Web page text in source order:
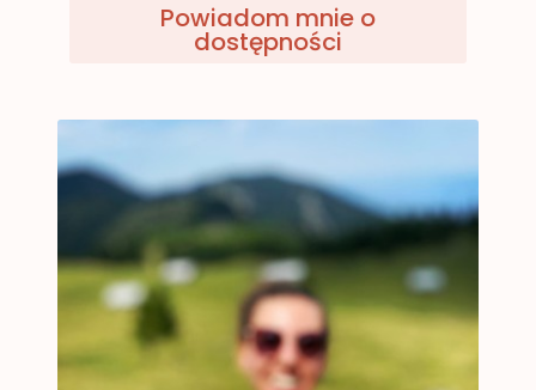
Powiadom mnie o
dostępności